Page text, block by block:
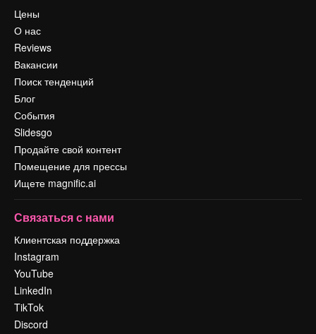
Цены
О нас
Reviews
Вакансии
Поиск тенденций
Блог
События
Slidesgo
Продайте свой контент
Помещение для прессы
Ищете magnific.ai
Связаться с нами
Клиентская поддержка
Instagram
YouTube
LinkedIn
TikTok
Discord